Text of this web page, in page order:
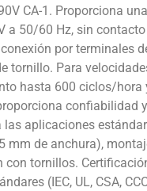
CA-1. Proporciona
a 50/60 Hz, sin
por terminales
tornillo. Para
hasta 600 ciclos/hora
confiabilidad y
las aplicaciones
mm de anchura),
con tornillos.
(IEC, UL, CSA,